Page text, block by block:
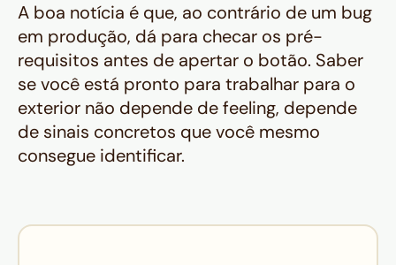
A boa notícia é que, ao contrário de um bug
em produção, dá para checar os pré-
requisitos antes de apertar o botão. Saber
se você está pronto para trabalhar para o
exterior não depende de feeling, depende
de sinais concretos que você mesmo
consegue identificar.